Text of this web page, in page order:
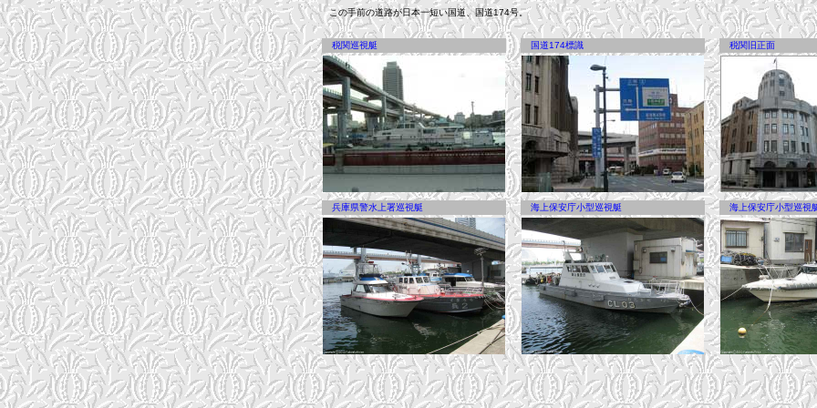
この手前の道路が日本一短い国道、国道174号。
税関巡視艇 国道174標識 税関旧正面
兵庫県警水上署巡視艇 海上保安庁小型巡視艇 海上保安庁小型巡視